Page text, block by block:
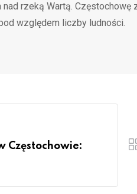
nad rzeką Wartą.
względem liczby ludności.
Częstochowie: